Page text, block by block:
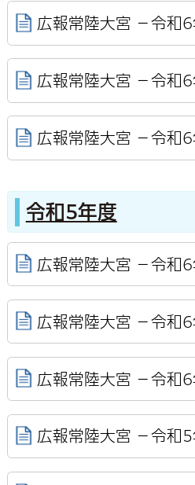
広報常陸大宮 －令和
広報常陸大宮 －令和
広報常陸大宮 －令和
令和5年度
広報常陸大宮 －令和
広報常陸大宮 －令和
広報常陸大宮 －令和
広報常陸大宮 －令和